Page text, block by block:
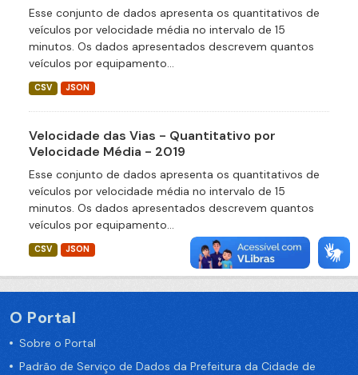
Esse conjunto de dados apresenta os quantitativos de
veículos por velocidade média no intervalo de 15
minutos. Os dados apresentados descrevem quantos
veículos por equipamento...
CSV JSON
Velocidade das Vias - Quantitativo por
Velocidade Média - 2019
Esse conjunto de dados apresenta os quantitativos de
veículos por velocidade média no intervalo de 15
minutos. Os dados apresentados descrevem quantos
veículos por equipamento...
CSV JSON
O Portal
Sobre o Portal
Padrão de Serviço de Dados da Prefeitura da Cidade de